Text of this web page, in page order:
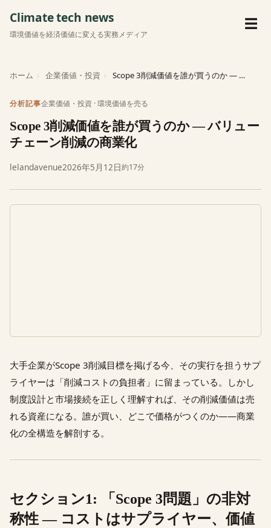
Climate tech news
環境価値を経済価値に変える実務メディア
メ
☰
ホーム 企業価値・投資 Scope 3削減価値を誰が買うのか — バリューチェーン削減の商業化
分析記事企業価値・投資 ·環境価値を売る
Scope 3削減価値を誰が買うのか — バリュー
チェーン削減の商業化
lelandavenue2026年5月12日約17分
大手企業がScope 3削減目標を掲げる今、その実行を担うサプ
ライヤーは「削減コストの負担者」に留まっている。しかし
制度設計と市場接続を正しく理解すれば、その削減価値は売
れる資産になる。誰が買い、どこで価格がつくのか——商業
化の全構造を解剖する。
セクション1: 「Scope 3問題」の非対
称性 — コストはサプライヤー、価値